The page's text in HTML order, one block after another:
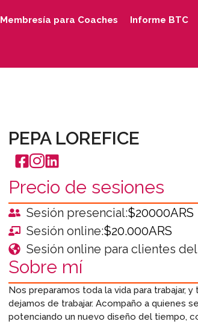
Membresía para Coaches Informe BTC
PEPA LOREFICE
Precio de sesiones
Sesión presencial:$20000ARS
Sesión online:$20.000ARS
Sesión online para clientes
Sobre mí
Nos preparamos toda la vida para trabajar,
dejamos de trabajar. Acompaño a quienes
potenciando un nuevo diseño del tiempo,